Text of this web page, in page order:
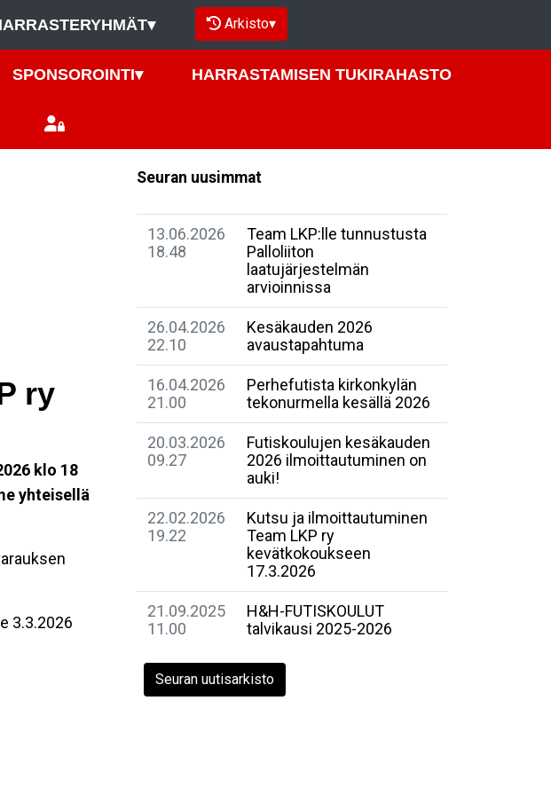
▾ Arkisto▾
SPONSOROINTI▾ HARRASTAMISEN TUKIRAHASTO
ry
klo 18
yhteisellä
3.3.2026
Seuran uusimmat
13.06.2026
18.48
Team LKP:lle tunnustusta
Palloliiton
laatujärjestelmän
arvioinnissa
26.04.2026
22.10
Kesäkauden 2026
avaustapahtuma
16.04.2026
21.00
Perhefutista kirkonkylän
tekonurmella kesällä 2026
20.03.2026
09.27
Futiskoulujen kesäkauden
2026 ilmoittautuminen on
auki!
22.02.2026
19.22
Kutsu ja ilmoittautuminen
Team LKP ry
kevätkokoukseen
17.3.2026
21.09.2025
11.00
H&H-FUTISKOULUT
talvikausi 2025-2026
Seuran uutisarkisto